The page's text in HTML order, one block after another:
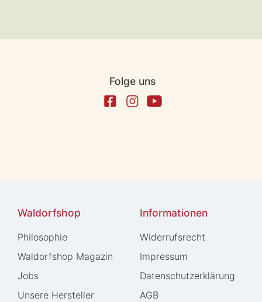
Folge uns
Waldorfshop
Philosophie
Waldorfshop Magazin
Jobs
Unsere Hersteller
Informationen
Widerrufs­recht
Impressum
Daten­schutz­erklärung
AGB